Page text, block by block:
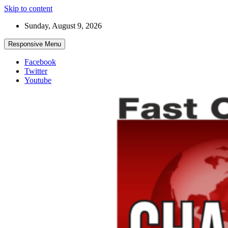
Skip to content
Sunday, August 9, 2026
Responsive Menu
Facebook
Twitter
Youtube